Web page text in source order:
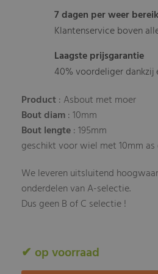
7 dagen per weer
Klantenservice boven
Laagste prijsgarantie
40% voordeliger
Product: Asbout met moer
Bout diam: 10mm
Bout lengte: 195mm
geschikt voor wiel met 10mm
We leveren uitsluitend
onderdelen van A-selectie.
Dus geen B of C selectie !
✔ op voorraad